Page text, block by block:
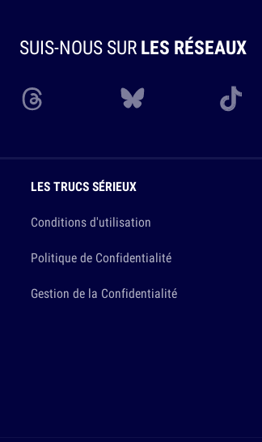
SUIS-NOUS SURLES RÉSEAUX
LES TRUCS SÉRIEUX
Conditions d'utilisation
Politique de Confidentialité
Gestion de la Confidentialité